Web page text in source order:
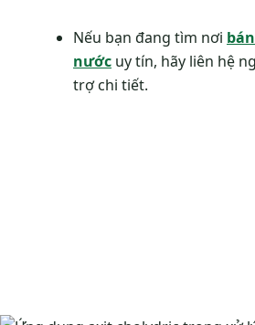
Nếu bạn đang tìm nơi
nước uy tín, hãy liên hệ
trợ chi tiết.